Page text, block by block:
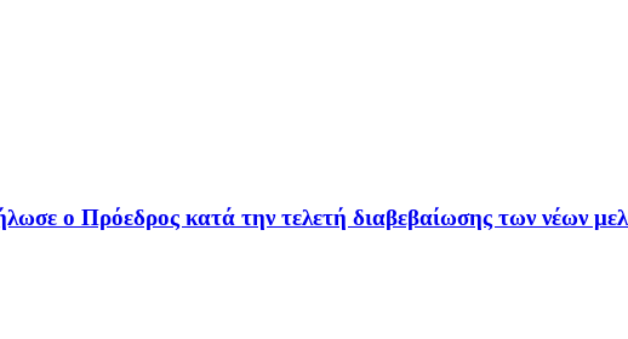
ο Πρόεδρος κατά την τελετή διαβεβαίωσης των νέων